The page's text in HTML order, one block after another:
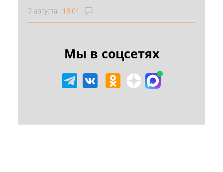
7 августа 18:01
Мы в соцсетях